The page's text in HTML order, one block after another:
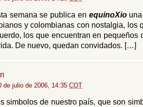
semana se publica en equinoXiouna
y colombianas con nostalgia, los
los que encuentran en pequeños
De nuevo, quedan convidados. […]
de julio de 2006, 14:35 COT
simbolos de nuestro país, que son